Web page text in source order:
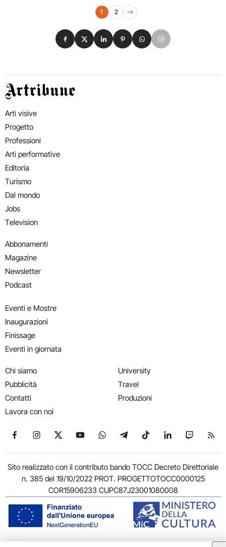
Navigazione eventi1 2
Pagina successiva
Condividi su Facebook
Condividi su X
Condividi su LinkedIn
Condividi su Pinterest
Condividi su WhatsApp
Condividi su Email
Artribune
Arti visive
Progetto
Professioni
Arti performative
Editoria
Turismo
Dal mondo
Jobs
Television
Abbonamenti
Magazine
Newsletter
Podcast
Eventi e Mostre
Inaugurazioni
Finissage
Eventi in giornata
Chi siamo
Pubblicità
Contatti
Lavora con noi
University
Travel
Produzioni
Seguici su Facebook
Seguici su Instagram
Seguici su X
Seguici su YouTube
Seguici su WhatsApp
Seguici su Telegram
Seguici su TikTok
Seguici su
Seguici
Sito realizzato con il contributo bando TOCC Decreto Direttoriale
n. 385 del 19/10/2022 PROT. PROGETTOTOCC0000125
COR15906233 CUPC87J23001080008